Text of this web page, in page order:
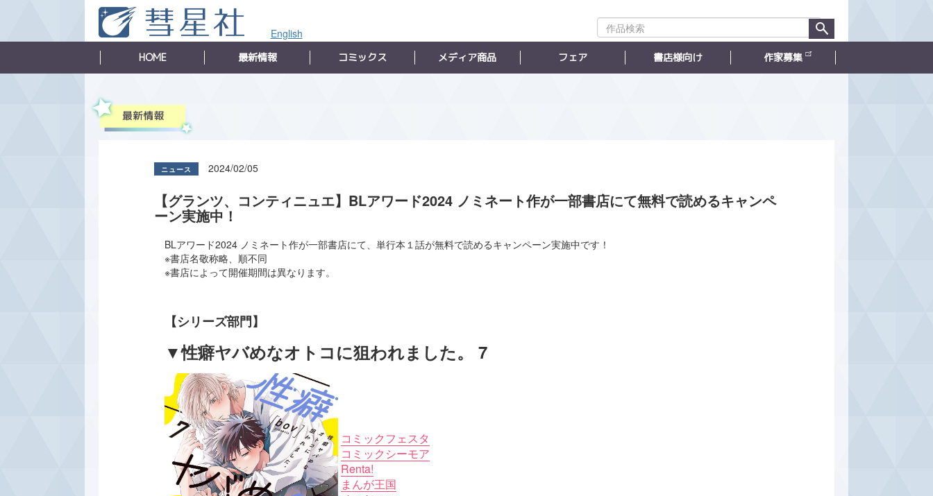
English
作
品
HOME 最新情報 コミックス メディア商品 フェア 書店様向け 作家募集
2024/02/05
【グランツ、コンティニュエ】BLアワード2024 ノミネート作が一部書店にて無料で読めるキャンペ
ーン実施中！
BLアワード2024 ノミネート作が一部書店にて、単行本１話が無料で読めるキャンペーン実施中です！
※書店名敬称略、順不同
※書店によって開催期間は異なります。
【シリーズ部門】
▼性癖ヤバめなオトコに狙われました。 7
コミックフェスタ
コミックシーモア
Renta!
まんが王国